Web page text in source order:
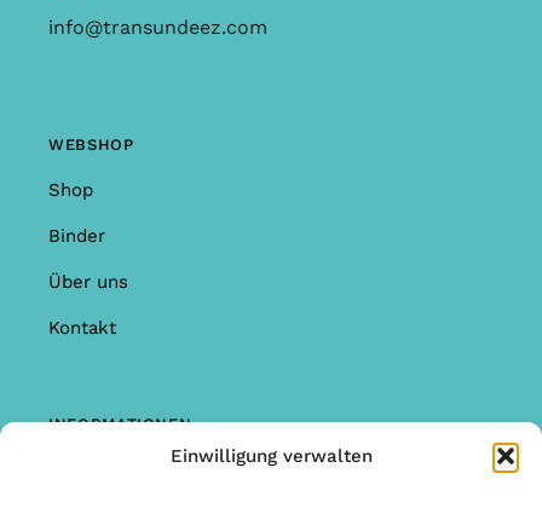
Einwilligung verwalten
info@transundeez.com
WEBSHOP
Shop
Binder
Über uns
Kontakt
INFORMATIONEN